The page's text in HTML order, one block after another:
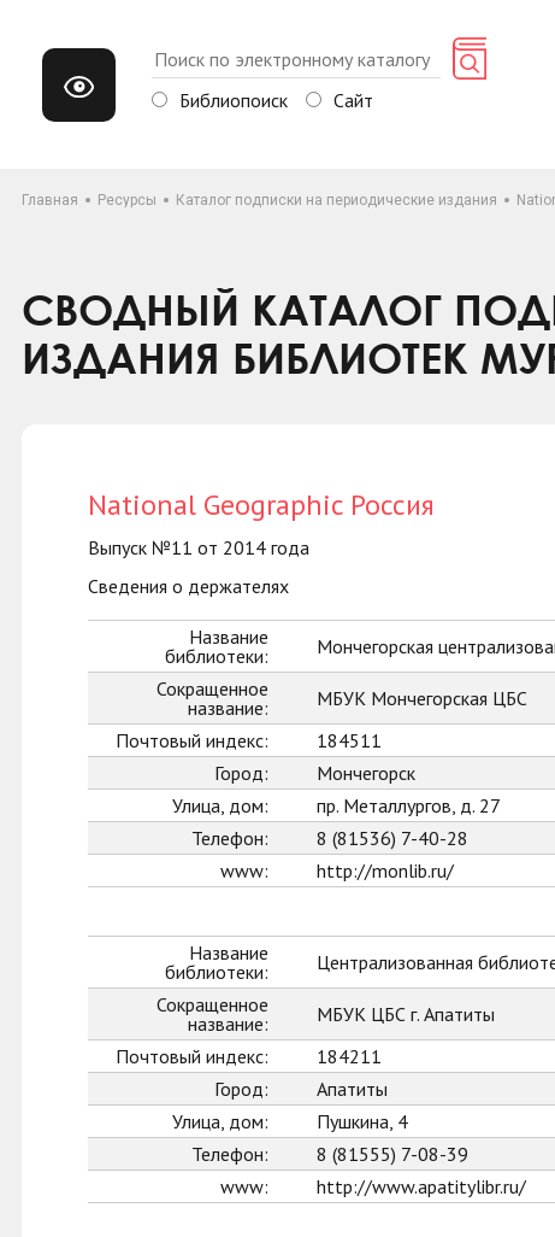
Библиопоиск Сайт
Главная Ресурсы Каталог подписки на периодические издания
СВОДНЫЙ КАТАЛОГ
ИЗДАНИЯ БИБЛИОТЕК
National Geographic Россия
Выпуск №11 от 2014 года
Сведения о держателях
Название
библиотеки:
Мончегорская
Сокращенное
название:
МБУК Мончегорская ЦБС
Почтовый индекс:
184511
Город:
Мончегорск
Улица, дом:
пр. Металлургов, д. 27
Телефон:
8 (81536) 7-40-28
www:
http://monlib.ru/
Название
библиотеки:
Централизованная
Сокращенное
название:
МБУК ЦБС г. Апатиты
Почтовый индекс:
184211
Город:
Апатиты
Улица, дом:
Пушкина, 4
Телефон:
8 (81555) 7-08-39
www:
http://www.apatitylibr.ru/